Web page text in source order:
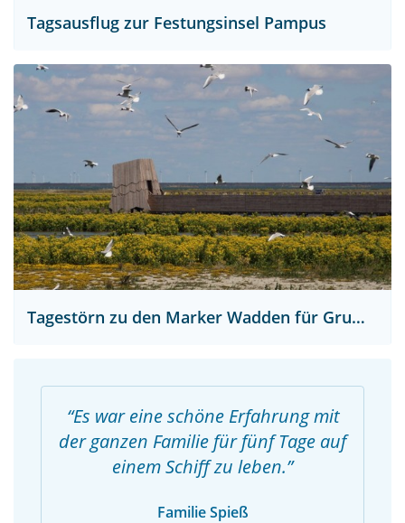
Tagsausflug zur Festungsinsel Pampus
Tagestörn zu den Marker Wadden für Gruppen
Es war eine schöne Erfahrung mit
der ganzen Familie für fünf Tage auf
einem Schiff zu leben.
Familie Spieß